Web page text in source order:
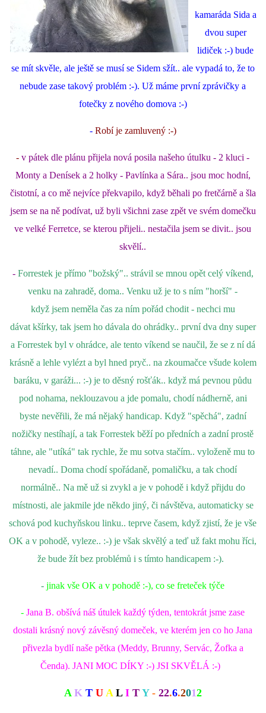
kamaráda Sida a
dvou super
lidiček :-) bude
se mít skvěle, ale ještě se musí se Sidem sžít.. ale vypadá to, že to
nebude zase takový problém :-). Už máme první zprávičky a
fotečky z nového domova :-)
- Robí je zamluvený :-)
- v pátek dle plánu přijela nová posila našeho útulku - 2 kluci -
Monty a Denísek a 2 holky - Pavlínka a Sára.. jsou moc hodní,
čistotní, a co mě nejvíce překvapilo, když běhali po fretčárně a šla
jsem se na ně podívat, už byli všichni zase zpět ve svém domečku
ve velké Ferretce, se kterou přijeli.. nestačila jsem se divit.. jsou
skvělí..
- Forrestek je přímo "božský".. strávil se mnou opět celý víkend,
venku na zahradě, doma.. Venku už je to s ním "horší" -
když jsem neměla čas za ním pořád chodit - nechci mu
dávat kšírky, tak jsem ho dávala do ohrádky.. první dva dny super
a Forrestek byl v ohrádce, ale tento víkend se naučil, že se z ní dá
krásně a lehle vylézt a byl hned pryč.. na zkoumačce všude kolem
baráku, v garáži... :-) je to děsný rošťák.. když má pevnou půdu
pod nohama, neklouzavou a jde pomalu, chodí nádherně, ani
byste nevěřili, že má nějaký handicap. Když "spěchá", zadní
nožičky nestíhají, a tak Forrestek běží po předních a zadní prostě
táhne, ale "utíká" tak rychle, že mu sotva stačím.. vyloženě mu to
nevadí.. Doma chodí spořádaně, pomaličku, a tak chodí
normálně.. Na mě už si zvykl a je v pohodě i když přijdu do
místnosti, ale jakmile jde někdo jiný, či návštěva, automaticky se
schová pod kuchyňskou linku.. teprve časem, když zjistí, že je vše
OK a v pohodě, vyleze.. :-) je však skvělý a teď už fakt mohu říci,
že bude žít bez problémů i s tímto handicapem :-).
- jinak vše OK a v pohodě :-), co se freteček týče
- Jana B. obšívá náš útulek každý týden, tentokrát jsme zase
dostali krásný nový závěsný domeček, ve kterém jen co ho Jana
přivezla bydlí naše pětka (Meddy, Brunny, Servác, Žofka a
Čenda). JANI MOC DÍKY :-) JSI SKVĚLÁ :-)
AK T U A L I T Y- 22.6.2012